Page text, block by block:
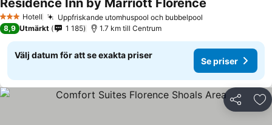
3 StjärnorHotell Uppfriskande utomhuspool och bubbelpool
Residence Inn by Marriott Florence
8,9 Utmärkt 1 185 1.7 km till Centrum
Välj datum för att se exakta priser
Se priser
Dela